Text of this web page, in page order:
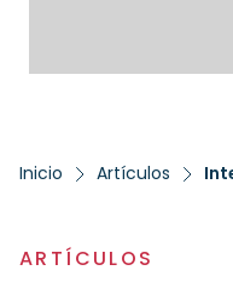
Inicio Artículos
ARTÍCULOS